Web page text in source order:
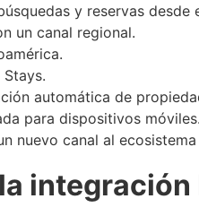
y reservas desde
un canal regional.
automática de
para dispositivos móviles.
nuevo canal al
integración